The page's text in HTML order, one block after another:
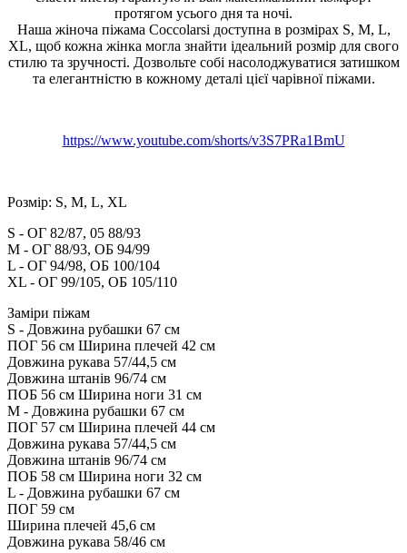
протягом усього дня та ночі.
Наша жіноча піжама Coccolarsi доступна в розмірах S, M, L,
XL, щоб кожна жінка могла знайти ідеальний розмір для свого
стилю та зручності. Дозвольте собі насолоджуватися затишком
та елегантністю в кожному деталі цієї чарівної піжами.
https://www.youtube.com/shorts/v3S7PRa1BmU
Розмір: S, M, L, XL
S - ОГ 82/87, 05 88/93
М - ОГ 88/93, ОБ 94/99
L - ОГ 94/98, ОБ 100/104
XL - ОГ 99/105, ОБ 105/110
Заміри піжам
S - Довжина рубашки 67 см
ПОГ 56 см Ширина плечей 42 см
Довжина рукава 57/44,5 см
Довжина штанів 96/74 см
ПОБ 56 см Ширина ноги 31 см
М - Довжина рубашки 67 см
ПОГ 57 см Ширина плечей 44 см
Довжина рукава 57/44,5 см
Довжина штанів 96/74 см
ПОБ 58 см Ширина ноги 32 см
L - Довжина рубашки 67 см
ПОГ 59 см
Ширина плечей 45,6 см
Довжина рукава 58/46 см